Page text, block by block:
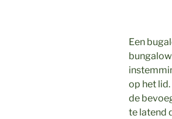
Een
op het
de
te latend